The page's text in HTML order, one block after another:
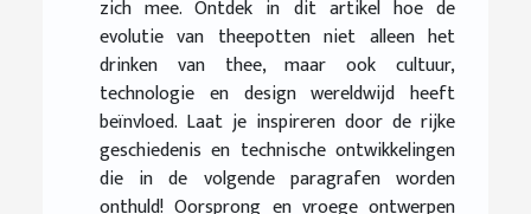
zich mee. Ontdek in dit artikel hoe de
evolutie van theepotten niet alleen het
drinken van thee, maar ook cultuur,
technologie en design wereldwijd heeft
beïnvloed. Laat je inspireren door de rijke
geschiedenis en technische ontwikkelingen
die in de volgende paragrafen worden
onthuld! Oorsprong en vroege ontwerpen